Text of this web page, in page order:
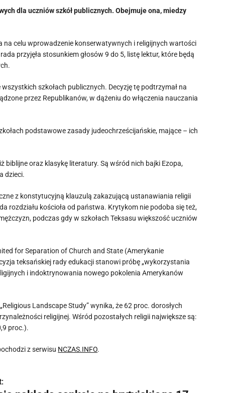
dla uczniów szkół publicznych. Obejmuje ona, miedzy
celu wprowadzenie konserwatywnych i religijnych wartości
przyjęła stosunkiem głosów 9 do 5, listę lektur, które będą
szkołach publicznych. Decyzję tę podtrzymał na
przez Republikanów, w dążeniu do włączenia nauczania
podstawowe zasady judeochrześcijańskie, mające – ich
biblijne oraz klasykę literatury. Są wśród nich bajki Ezopa,
dzieci.
z konstytucyjną klauzulą zakazującą ustanawiania religii
rozdziału kościoła od państwa. Krytykom nie podoba się też,
podczas gdy w szkołach Teksasu większość uczniów
for Separation of Church and State (Amerykanie
teksańskiej rady edukacji stanowi próbę „wykorzystania
i indoktrynowania nowego pokolenia Amerykanów
Landscape Study” wynika, że 62 proc. dorosłych
religijnej. Wśród pozostałych religii największe są:
proc.).
z serwisu NCZAS.INFO.